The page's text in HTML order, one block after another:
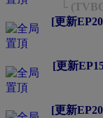
└
[更新
[更新
[更新